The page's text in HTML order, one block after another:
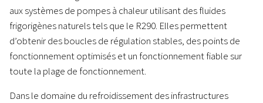
aux systèmes de pompes à chaleur utilisant des fluides
frigorigènes naturels tels que le R290. Elles permettent
d’obtenir des boucles de régulation stables, des points de
fonctionnement optimisés et un fonctionnement fiable sur
toute la plage de fonctionnement.
Dans le domaine du refroidissement des infrastructures